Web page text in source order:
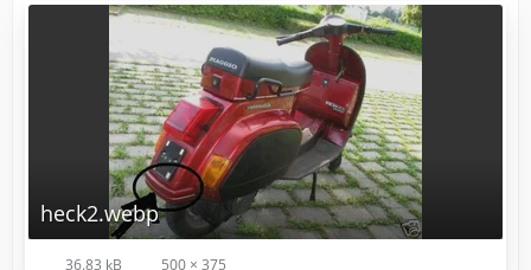
heck2.webp
36.83 kB 500 × 375